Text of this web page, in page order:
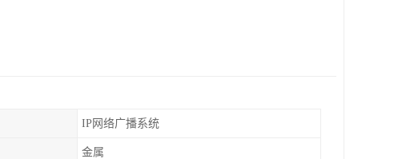
IP网络广播系统
金属